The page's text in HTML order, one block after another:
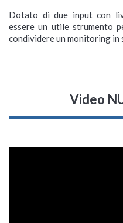
Dotato di due input con
essere un utile strumento
condividere un monitoring in
Video